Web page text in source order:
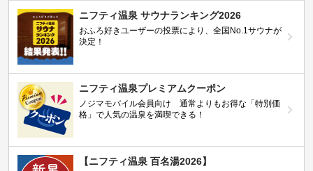
ニフティ温泉 サウナランキング2026
おふろ好きユーザーの投票により、全国No.1サウナが
決定！
ニフティ温泉プレミアムクーポン
ノジマモバイル会員向け 通常よりもお得な「特別価
格」で人気の温泉を満喫できる！
【ニフティ温泉 百名湯2026】